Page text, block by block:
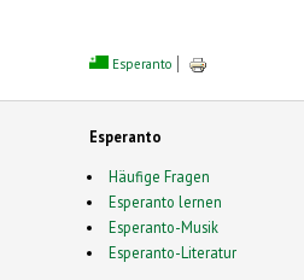
Esperanto
Esperanto
Häufige Fragen
Esperanto lernen
Esperanto-Musik
Esperanto-Literatur